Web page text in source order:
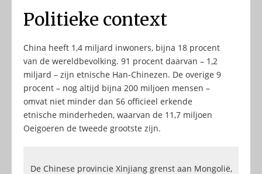
Politieke context
China heeft 1,4 miljard inwoners, bijna 18 procent
van de wereldbevolking. 91 procent daarvan – 1,2
miljard – zijn etnische Han-Chinezen. De overige 9
procent – nog altijd bijna 200 miljoen mensen –
omvat niet minder dan 56 officieel erkende
etnische minderheden, waarvan de 11,7 miljoen
Oeigoeren de tweede grootste zijn.
De Chinese provincie Xinjiang grenst aan Mongolië,